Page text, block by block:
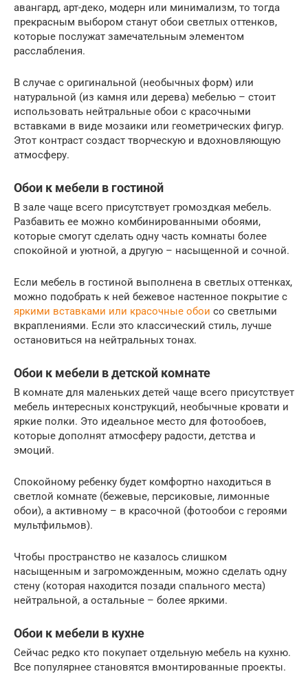
авангард, арт-деко, модерн или минимализм, то тогда
прекрасным выбором станут обои светлых оттенков,
которые послужат замечательным элементом
расслабления.
В случае с оригинальной (необычных форм) или
натуральной (из камня или дерева) мебелью – стоит
использовать нейтральные обои с красочными
вставками в виде мозаики или геометрических фигур.
Этот контраст создаст творческую и вдохновляющую
атмосферу.
Обои к мебели в гостиной
В зале чаще всего присутствует громоздкая мебель.
Разбавить ее можно комбинированными обоями,
которые смогут сделать одну часть комнаты более
спокойной и уютной, а другую – насыщенной и сочной.
Если мебель в гостиной выполнена в светлых оттенках,
можно подобрать к ней бежевое настенное покрытие с
яркими вставками или красочные обои со светлыми
вкраплениями. Если это классический стиль, лучше
остановиться на нейтральных тонах.
Обои к мебели в детской комнате
В комнате для маленьких детей чаще всего присутствует
мебель интересных конструкций, необычные кровати и
яркие полки. Это идеальное место для фотообоев,
которые дополнят атмосферу радости, детства и
эмоций.
Спокойному ребенку будет комфортно находиться в
светлой комнате (бежевые, персиковые, лимонные
обои), а активному – в красочной (фотообои с героями
мультфильмов).
Чтобы пространство не казалось слишком
насыщенным и загроможденным, можно сделать одну
стену (которая находится позади спального места)
нейтральной, а остальные – более яркими.
Обои к мебели в кухне
Сейчас редко кто покупает отдельную мебель на кухню.
Все популярнее становятся вмонтированные проекты.